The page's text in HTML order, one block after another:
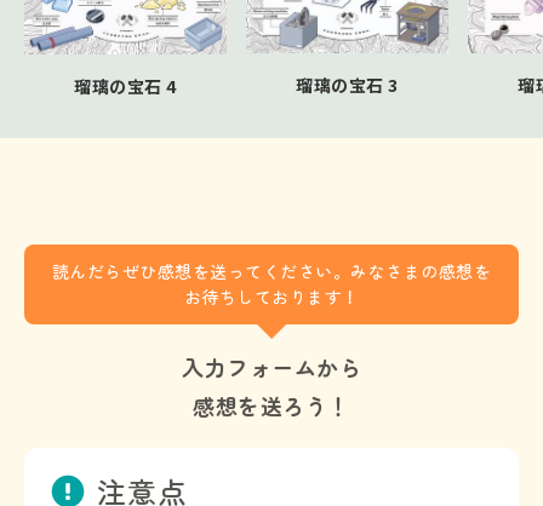
瑠璃の宝石 4 瑠璃の宝石 3 瑠
読んだらぜひ感想を送ってください。みなさまの感想を
お待ちしております！
入力フォームから
感想を送ろう！
注意点